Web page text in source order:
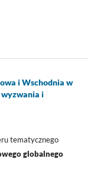
i Wschodnia w
wyzwania i
tematycznego
globalnego